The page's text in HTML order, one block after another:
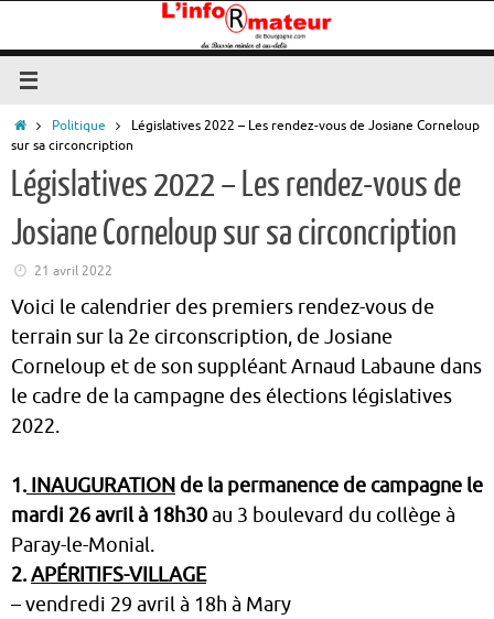
contenu
AccueilPolitique
Législatives 2022 – Les rendez-vous de Josiane Corneloup
sur sa circoncription
Législatives 2022 – Les rendez-vous de
Josiane Corneloup sur sa circoncription
21 avril 2022
Voici le calendrier des premiers rendez-vous de
terrain sur la 2e circonscription, de Josiane
Corneloup et de son suppléant Arnaud Labaune dans
le cadre de la campagne des élections législatives
2022.
1.INAUGURATION de la permanence de campagne le
mardi 26 avril à 18h30au 3 boulevard du collège à
Paray-le-Monial.
2.APÉRITIFS-VILLAGE
– vendredi 29 avril à 18h à Mary